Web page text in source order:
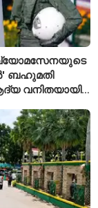
ബഹുമതി
വനിതയായി